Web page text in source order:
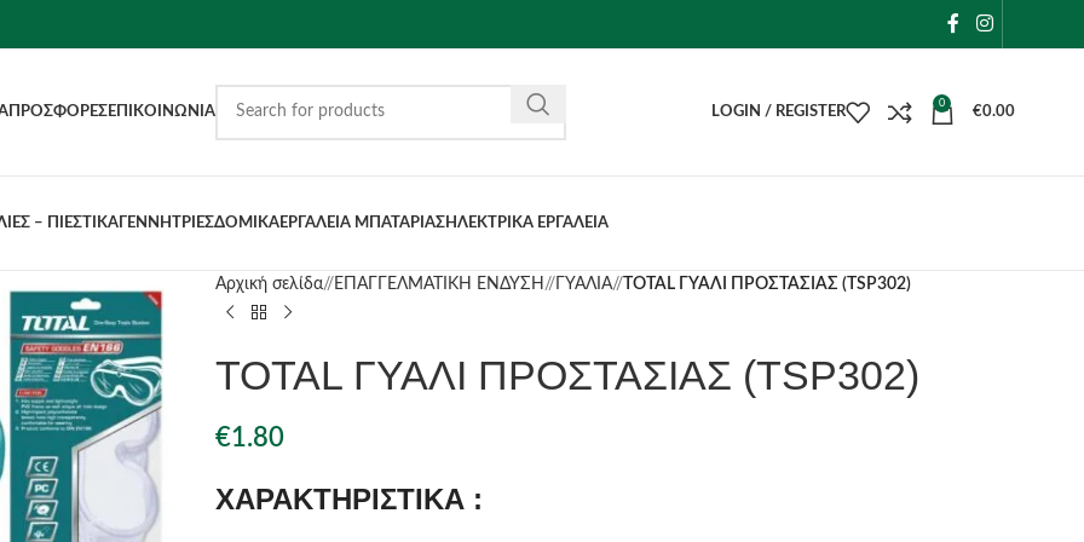
ΠΡΟΣΦΟΡΈΣΕΠΙΚΟΙΝΩΝΊΑ LOGIN / REGISTER
0
€0.00
– ΠΙΕΣΤΙΚΑ ΓΕΝΝΗΤΡΙΕΣΔΟΜΙΚΑΕΡΓΑΛΕΙΑ ΜΠΑΤΑΡΙΑΣΗΛΕΚΤΡΙΚΑ ΕΡΓΑΛΕΙΑ
Αρχική σελίδα/ ΕΠΑΓΓΕΛΜΑΤΙΚΗ ΕΝΔΥΣΗ / ΓΥΑΛΙΑ/ TOTAL ΓΥΑΛΙ ΠΡΟΣΤΑΣΙΑΣ (TSP302)
TOTAL ΓΥΑΛΙ ΠΡΟΣΤΑΣΙΑΣ (TSP302)
€1.80
ΧΑΡΑΚΤΗΡΙΣΤΙΚΑ :